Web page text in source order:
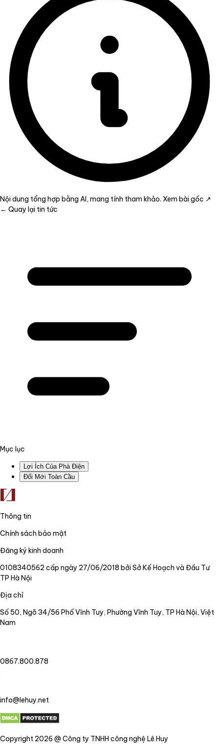
Nội dung tổng hợp bằng AI, mang tính tham khảo. Xem bài gốc ↗
← Quay lại tin tức
Mục lục
Lợi Ích Của Phà Điện
Đổi Mới Toàn Cầu
Thông tin
Chính sách bảo mật
Đăng ký kinh doanh
0108340562 cấp ngày 27/06/2018 bởi Sở Kế Hoạch và Đầu Tư
TP Hà Nội
Địa chỉ
Số 50, Ngõ 34/56 Phố Vĩnh Tuy, Phường Vĩnh Tuy, TP Hà Nội, Việt
Nam
0867.800.878
info@lehuy.net
Copyright 2026 @ Công ty TNHH công nghệ Lê Huy